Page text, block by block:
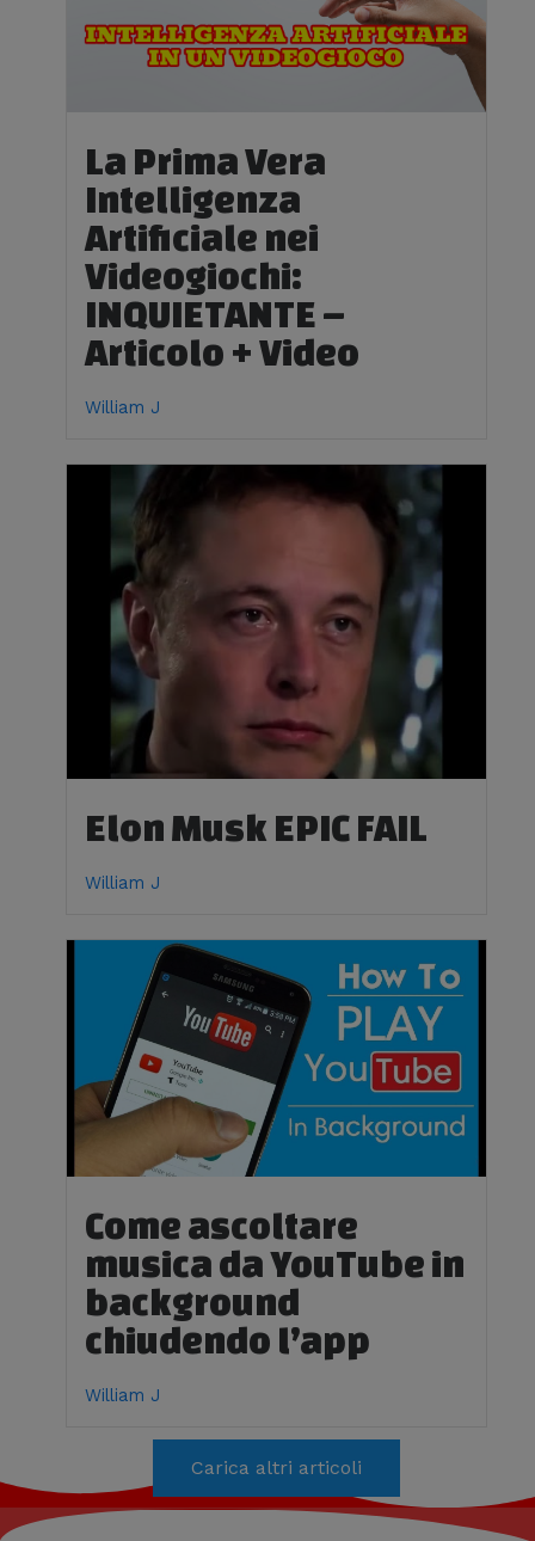
La Prima Vera
Intelligenza
Artificiale nei
Videogiochi:
INQUIETANTE –
Articolo + Video
William J
Elon Musk EPIC FAIL
William J
Come ascoltare
musica da YouTube in
background
chiudendo l’app
William J
Carica altri articoli